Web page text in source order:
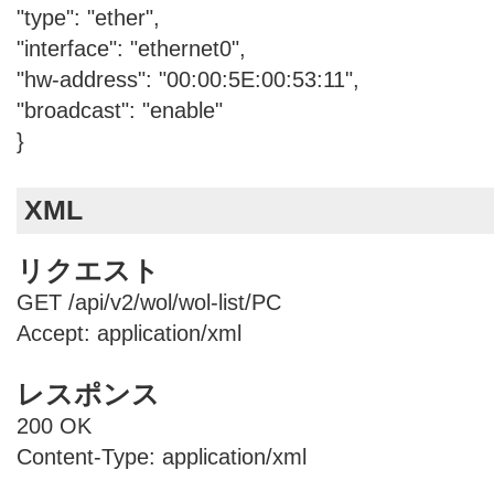
"type": "ether",
"interface": "ethernet0",
"hw-address": "00:00:5E:00:53:11",
"broadcast": "enable"
}
XML
リクエスト
GET /api/v2/wol/wol-list/PC
Accept: application/xml
レスポンス
200 OK
Content-Type: application/xml